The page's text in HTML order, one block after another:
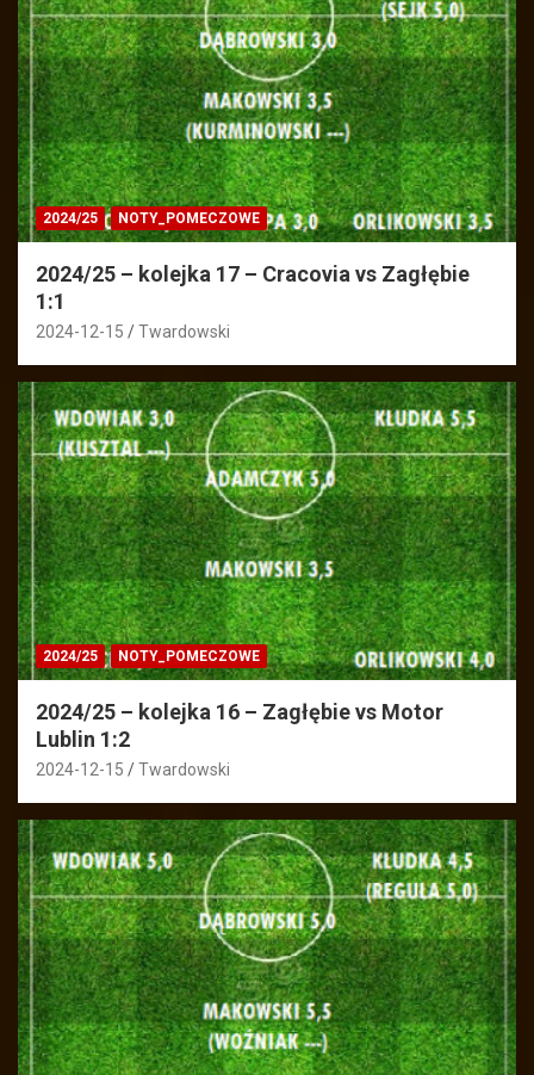
2024/25 NOTY_POMECZOWE
2024/25 – kolejka 17 – Cracovia vs Zagłębie
1:1
2024-12-15 Twardowski
2024/25 NOTY_POMECZOWE
2024/25 – kolejka 16 – Zagłębie vs Motor
Lublin 1:2
2024-12-15 Twardowski